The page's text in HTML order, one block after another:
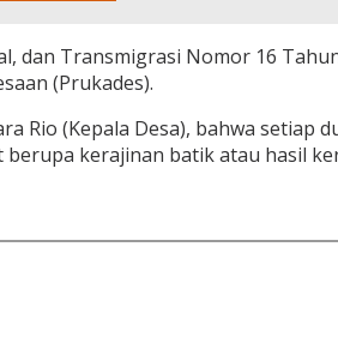
dan Transmigrasi Nomor 16
(Prukades).
Rio (Kepala Desa), bahwa setiap
kerajinan batik atau hasil